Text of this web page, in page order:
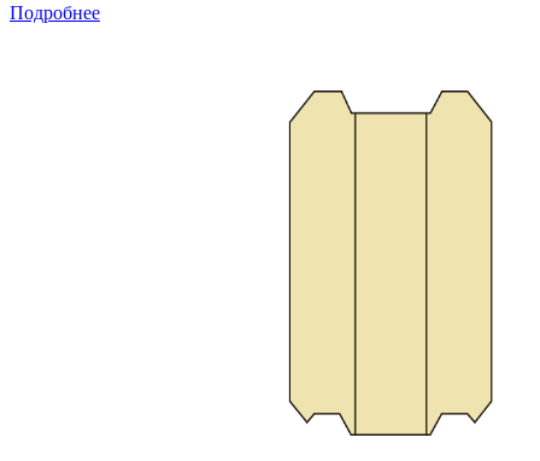
Подробнее